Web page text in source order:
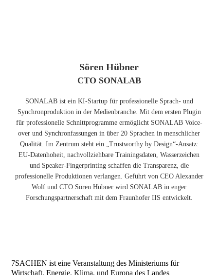
Sören Hübner
CTO SONALAB
SONALAB ist ein KI-Startup für professionelle Sprach- und
Synchronproduktion in der Medienbranche. Mit dem ersten Plugin
für professionelle Schnittprogramme ermöglicht SONALAB Voice-
over und Synchronfassungen in über 20 Sprachen in menschlicher
Qualität. Im Zentrum steht ein „Trustworthy by Design“-Ansatz:
EU-Datenhoheit, nachvollziehbare Trainingsdaten, Wasserzeichen
und Speaker-Fingerprinting schaffen die Transparenz, die
professionelle Produktionen verlangen. Geführt von CEO Alexander
Wolf und CTO Sören Hübner wird SONALAB in enger
Forschungspartnerschaft mit dem Fraunhofer IIS entwickelt.
7SACHEN ist eine Veranstaltung des Ministeriums für
Wirtschaft, Energie, Klima, und Europa des Landes